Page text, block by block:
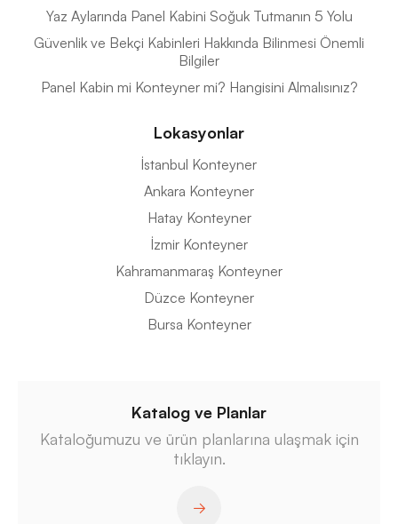
Yaz Aylarında Panel Kabini Soğuk Tutmanın 5 Yolu
Güvenlik ve Bekçi Kabinleri Hakkında Bilinmesi Önemli
Bilgiler
Panel Kabin mi Konteyner mi? Hangisini Almalısınız?
Lokasyonlar
İstanbul Konteyner
Ankara Konteyner
Hatay Konteyner
İzmir Konteyner
Kahramanmaraş Konteyner
Düzce Konteyner
Bursa Konteyner
Katalog ve Planlar
Kataloğumuzu ve ürün planlarına ulaşmak için
tıklayın.